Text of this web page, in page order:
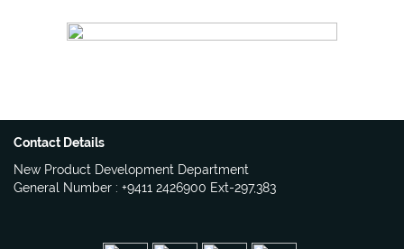
Contact Details
New Product Development Department
General Number : +9411 2426900 Ext-297,383